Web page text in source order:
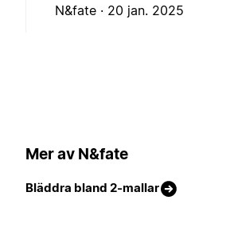
N&fate · 20 jan. 2025
Mer av N&fate
Bläddra bland 2-mallar